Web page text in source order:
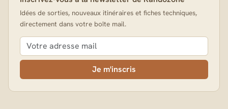
Idées de sorties, nouveaux itinéraires et fiches techniques,
directement dans votre boîte mail.
Je m'inscris